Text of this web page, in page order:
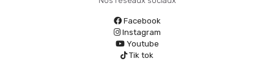
Facebook
Instagram
Youtube
Tik tok